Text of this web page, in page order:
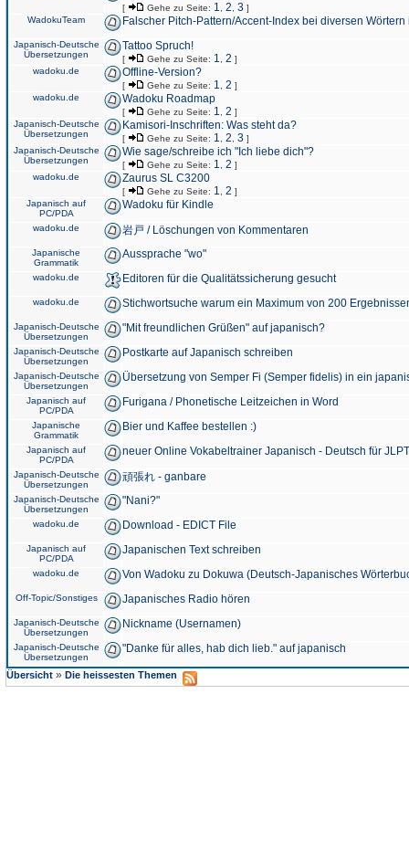
[ Gehe zu Seite: 1 2 3 ]
WadokuTeam
Falscher Pitch-Pattern/Accent-Index bei diversen
Japanisch-Deutsche
Übersetzungen
Tattoo Spruch!
[ Gehe zu Seite: 1 2 ]
wadoku.de
Offline-Version?
[ Gehe zu Seite: 1 2 ]
wadoku.de
Wadoku Roadmap
[ Gehe zu Seite: 1 2 ]
Japanisch-Deutsche
Übersetzungen
Kamisori-Inschriften: Was steht da?
[ Gehe zu Seite: 1 2 3 ]
Japanisch-Deutsche
Übersetzungen
Wie sage/schreibe ich "Ich liebe dich"?
[ Gehe zu Seite: 1 2 ]
wadoku.de
Zaurus SL C3200
[ Gehe zu Seite: 1 2 ]
Japanisch auf
PC/PDA
Wadoku für Kindle
wadoku.de 岩戸 / Löschungen von Kommentaren
Japanische
Grammatik
Aussprache "wo"
wadoku.de Editoren für die Qualitätssicherung gesucht
wadoku.de Stichwortsuche warum ein Maximum von 200
Japanisch-Deutsche
Übersetzungen
"Mit freundlichen Grüßen" auf japanisch?
Japanisch-Deutsche
Übersetzungen
Postkarte auf Japanisch schreiben
Japanisch-Deutsche
Übersetzungen
Übersetzung von Semper Fi (Semper fidelis) in ein
Japanisch auf
PC/PDA
Furigana / Phonetische Leitzeichen in Word
Japanische
Grammatik
Bier und Kaffee bestellen :)
Japanisch auf
PC/PDA
neuer Online Vokabeltrainer Japanisch - Deutsch für
Japanisch-Deutsche
Übersetzungen
頑張れ - ganbare
Japanisch-Deutsche
Übersetzungen
"Nani?"
wadoku.de Download - EDICT File
Japanisch auf
PC/PDA
Japanischen Text schreiben
wadoku.de Von Wadoku zu Dokuwa (Deutsch-Japanisches
Off-Topic/Sonstiges Japanisches Radio hören
Japanisch-Deutsche
Übersetzungen
Nickname (Usernamen)
Japanisch-Deutsche
Übersetzungen
"Danke für alles, hab dich lieb." auf japanisch
Übersicht » Die heissesten Themen